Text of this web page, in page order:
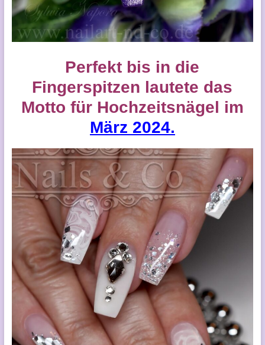
Perfekt bis in die
Fingerspitzen lautete das
Motto für Hochzeitsnägel im
März 2024.